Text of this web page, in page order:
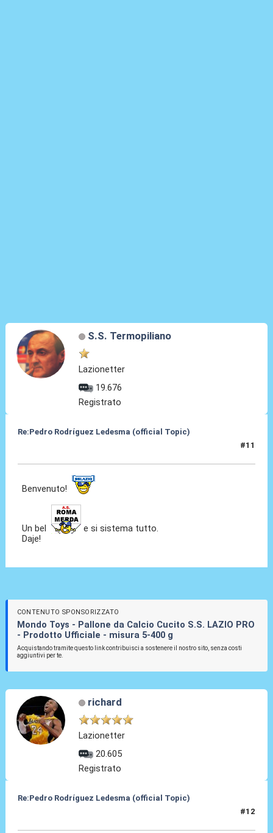
S.S. Termopiliano
Lazionetter
19.676
Registrato
Re:Pedro Rodríguez Ledesma (official Topic)
#11
Benvenuto!
Un bel
e si sistema tutto.
Daje!
CONTENUTO SPONSORIZZATO
Mondo Toys - Pallone da Calcio Cucito S.S. LAZIO PRO
- Prodotto Ufficiale - misura 5-400 g
Acquistando tramite questo link contribuisci a sostenere il nostro sito, senza costi
aggiuntivi per te.
richard
Lazionetter
20.605
Registrato
Re:Pedro Rodríguez Ledesma (official Topic)
#12